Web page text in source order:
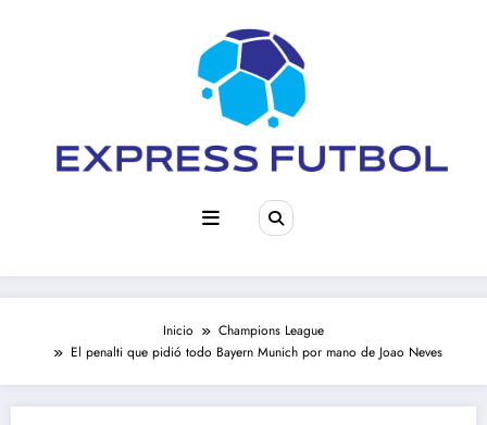
Inicio
Champions League
El penalti que pidió todo Bayern Munich por mano de Joao Neves